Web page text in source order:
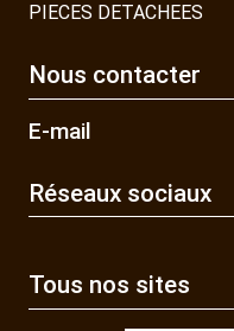
PIECES DETACHEES
Nous contacter
E-mail
Réseaux sociaux
Tous nos sites